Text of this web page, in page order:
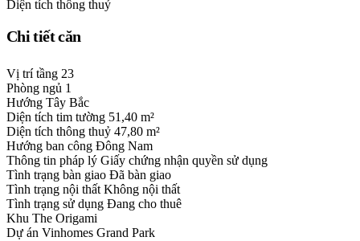
Diện tích thông thuỷ
Chi tiết căn
Vị trí tầng 23
Phòng ngủ 1
Hướng Tây Bắc
Diện tích tim tường 51,40 m²
Diện tích thông thuỷ 47,80 m²
Hướng ban công Đông Nam
Thông tin pháp lý Giấy chứng nhận quyền sử dụng
Tình trạng bàn giao Đã bàn giao
Tình trạng nội thất Không nội thất
Tình trạng sử dụng Đang cho thuê
Khu The Origami
Dự án Vinhomes Grand Park